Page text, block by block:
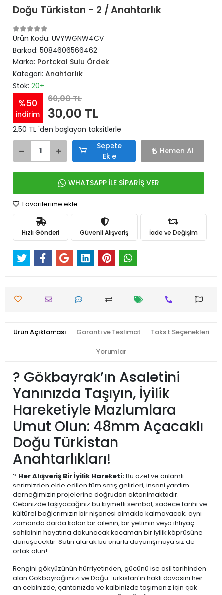
Doğu Türkistan - 2 / Anahtarlık
Ürün Kodu: UVYWGNW4CV
Barkod: 5084606566462
Marka: Portakal Sulu Ördek
Kategori: Anahtarlık
Stok: 20+
%50
indirim
60,00 TL
30,00 TL
2,50 TL 'den başlayan taksitlerle
Sepete
Ekle
Hemen Al
WHATSAPP İLE SİPARİŞ VER
Favorilerime ekle
Hızlı Gönderi Güvenli Alışveriş İade ve Değişim
Ürün Açıklaması Garanti ve Teslimat Taksit Seçenekleri
Yorumlar
? Gökbayrak’ın Asaletini
Yanınızda Taşıyın, İyilik
Hareketiyle Mazlumlara
Umut Olun: 48mm Açacaklı
Doğu Türkistan
Anahtarlıkları!
? Her Alışveriş Bir İyilik Hareketi:Bu özel ve anlamlı
serimizden elde edilen tüm satış gelirleri, insani yardım
derneğimizin projelerine doğrudan aktarılmaktadır.
Cebinizde taşıyacağınız bu kıymetli sembol, sadece tarihi ve
kültürel bağlarımızın bir nişanesi olmakla kalmayacak; aynı
zamanda darda kalan bir ailenin, bir yetimin veya ihtiyaç
sahibinin hayatına dokunacak kocaman bir iyilik köprüsüne
dönüşecektir. Satın alarak bu onurlu dayanışmaya siz de
ortak olun!
Rengini gökyüzünün hürriyetinden, gücünü ise asil tarihinden
alan Gökbayrağımızı ve Doğu Türkistan’ın haklı davasını her
an cebinizde, çantanızda ve kalbinizde taşımanız için çok